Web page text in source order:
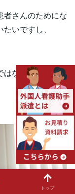
者さんのためにな
いですし、
はないでしょう
トップ